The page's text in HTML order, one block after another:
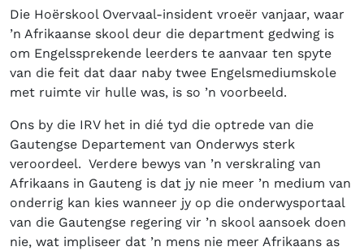
Die Hoërskool Overvaal-insident vroeër vanjaar, waar
’n Afrikaanse skool deur die department gedwing is
om Engelssprekende leerders te aanvaar ten spyte
van die feit dat daar naby twee Engelsmediumskole
met ruimte vir hulle was, is so ’n voorbeeld.
Ons by die IRV het in dié tyd die optrede van die
Gautengse Departement van Onderwys sterk
veroordeel. Verdere bewys van ’n verskraling van
Afrikaans in Gauteng is dat jy nie meer ’n medium van
onderrig kan kies wanneer jy op die onderwysportaal
van die Gautengse regering vir ’n skool aansoek doen
nie, wat impliseer dat ’n mens nie meer Afrikaans as